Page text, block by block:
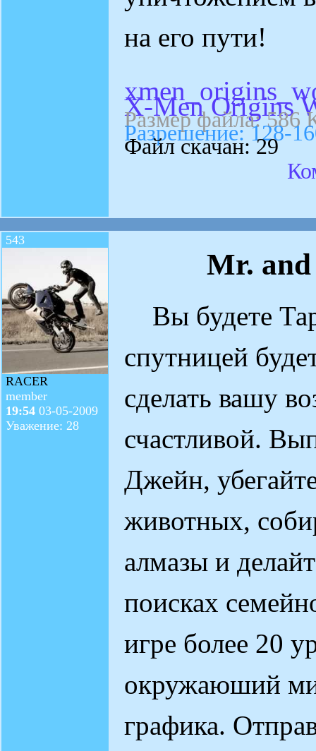
на его пути!
X-Men Origins
Размер файла: 586
Разрешение: 128-
Файл скачан: 29
543
RACER
member
19:54 03-05-2009
Уважение: 28
Mr.
Вы будете
спутницей
сделать вашу
счастливой.
Джейн,
животных,
алмазы и
поисках
игре более 20
окружаюший
графика.